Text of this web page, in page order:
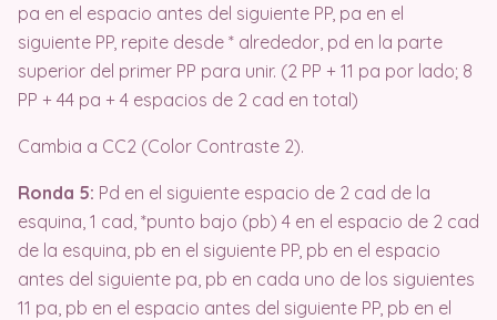
pa en el espacio antes del siguiente PP, pa en el
siguiente PP, repite desde * alrededor, pd en la parte
superior del primer PP para unir. (2 PP + 11 pa por lado; 8
PP + 44 pa + 4 espacios de 2 cad en total)
Cambia a CC2 (Color Contraste 2).
Ronda 5: Pd en el siguiente espacio de 2 cad de la
esquina, 1 cad, *punto bajo (pb) 4 en el espacio de 2 cad
de la esquina, pb en el siguiente PP, pb en el espacio
antes del siguiente pa, pb en cada uno de los siguientes
11 pa, pb en el espacio antes del siguiente PP, pb en el